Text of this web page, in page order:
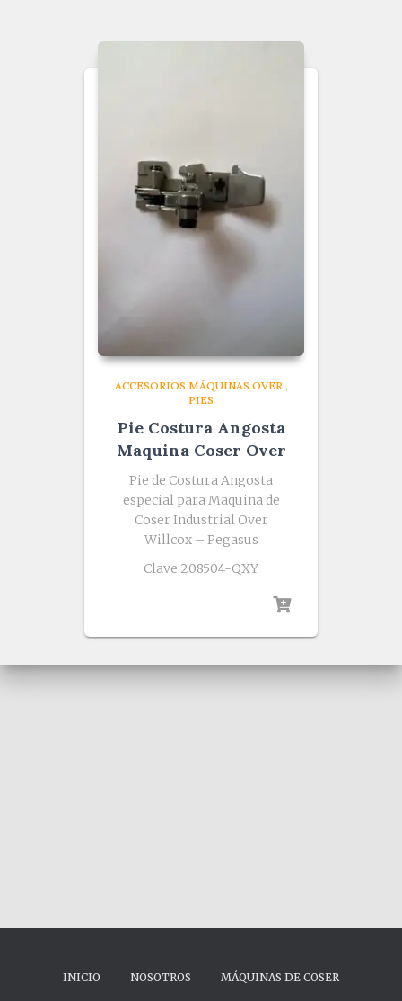
ACCESORIOS MÁQUINAS OVER
PIES
Pie Costura Angosta
Maquina Coser Over
Pie de Costura Angosta
especial para Maquina de
Coser Industrial Over
Willcox – Pegasus
Clave 208504-QXY
INICIO NOSOTROS MÁQUINAS DE COSER